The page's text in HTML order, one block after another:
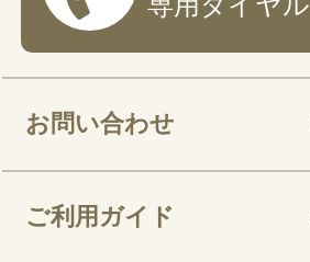
お問い合わせ
ご利用ガイド